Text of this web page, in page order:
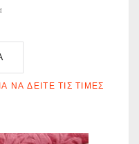
ΝΑ ΔΕΊΤΕ ΤΙΣ ΤΙΜΈΣ